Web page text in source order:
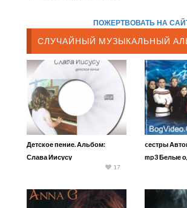
ПОЖЕРТВОВАТЬ НА
СЛУЧАЙНЫЙ МУЗЫКАЛЬНЫЙ
Детское пение. Альбом:
Слава Иисусу
17
cестры
mp3 Белые